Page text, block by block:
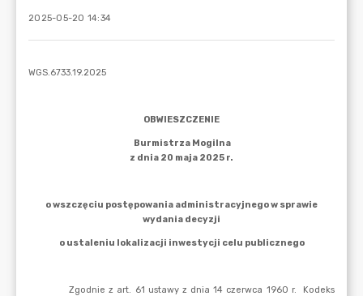
2025-05-20 14:34